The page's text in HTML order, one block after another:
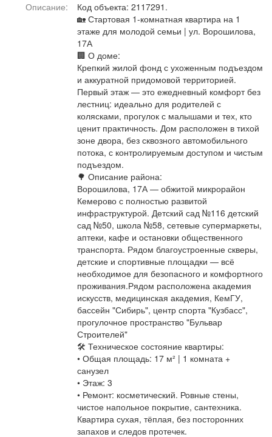
Поздравления Погода
Я - пенсионер
Описание:
Код объекта: 2117291.
🏡 Стартовая 1-комнатная квартира на 1
этаже для молодой семьи | ул. Ворошилова,
17А
🏢 О доме:
Крепкий жилой фонд с ухоженным подъездом
и аккуратной придомовой территорией.
Первый этаж — это ежедневный комфорт без
лестниц: идеально для родителей с
колясками, прогулок с малышами и тех, кто
ценит практичность. Дом расположен в тихой
зоне двора, без сквозного автомобильного
потока, с контролируемым доступом и чистым
подъездом.
🌳 Описание района:
Ворошилова, 17А — обжитой микрорайон
Кемерово с полностью развитой
инфраструктурой. Детский сад №116 детский
сад №50, школа №58, сетевые супермаркеты,
аптеки, кафе и остановки общественного
транспорта. Рядом благоустроенные скверы,
детские и спортивные площадки — всё
необходимое для безопасного и комфортного
проживания.Рядом расположена академия
искусств, медицинская академия, КемГУ,
бассейн "Сибирь", центр спорта "Кузбасс",
прогулочное пространство "Бульвар
Строителей"
🛠️ Техническое состояние квартиры:
• Общая площадь: 17 м² | 1 комната +
санузел
• Этаж: 3
• Ремонт: косметический. Ровные стены,
чистое напольное покрытие, сантехника.
Квартира сухая, тёплая, без посторонних
запахов и следов протечек.